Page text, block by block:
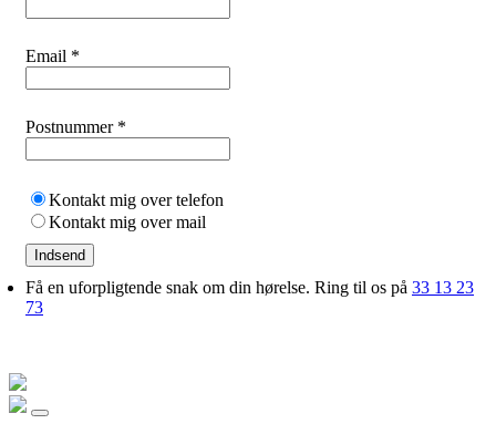
Email *
Postnummer *
Kontakt mig over telefon
Kontakt mig over mail
Indsend
Få en uforpligtende snak om din hørelse. Ring til os på 33 13 23
73